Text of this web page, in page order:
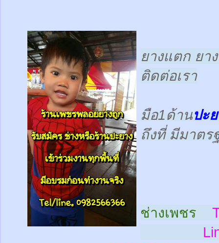
ยางแตก ยา
ติดต่อเรา
มือ1ด้านปะ
ถึงที่ มีมาตร
ช่างเพชร